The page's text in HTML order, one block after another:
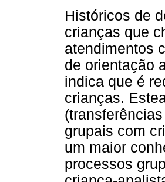
Históricos de
crianças que
atendimentos
de orientação
indica que é
crianças.
grupais com
um maior
processos